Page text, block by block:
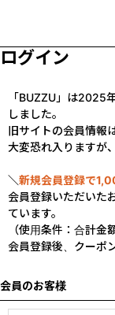
ログイン
「BUZZU」は2025
しました。
旧サイトの会員情報
大変恐れ入りますが
＼新規会員登録で
会員登録いただいた
ています。
（使用条件：合計金
会員登録後、クーポ
会員のお客様